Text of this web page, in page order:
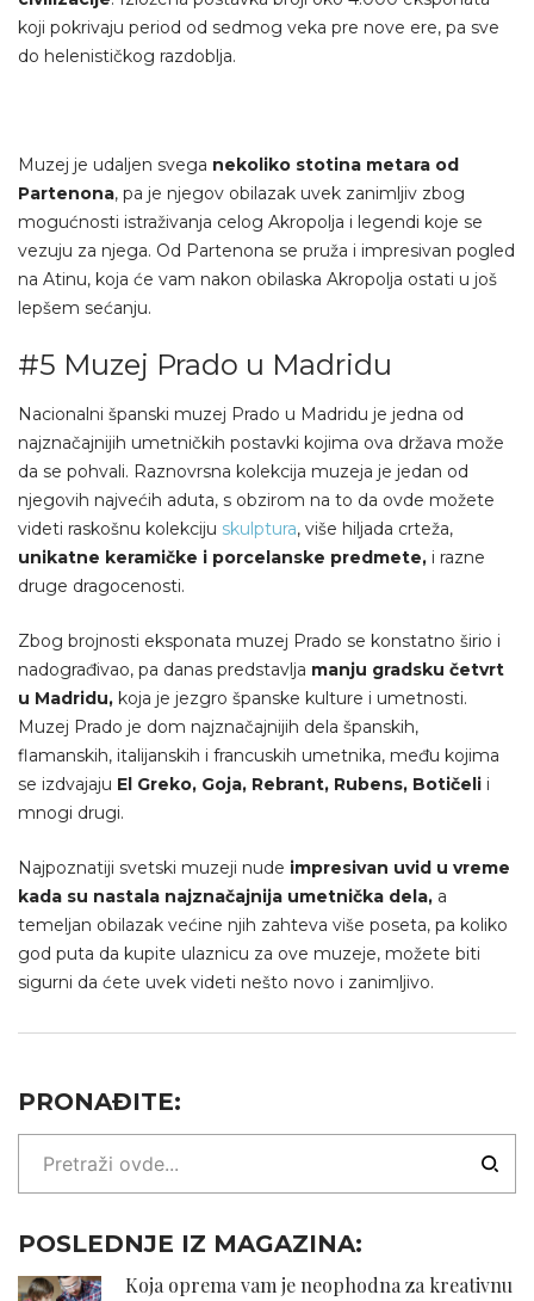
koji pokrivaju period od sedmog veka pre nove ere, pa sve
do helenističkog razdoblja.
Muzej je udaljen svega nekoliko stotina metara od
Partenona, pa je njegov obilazak uvek zanimljiv zbog
mogućnosti istraživanja celog Akropolja i legendi koje se
vezuju za njega. Od Partenona se pruža i impresivan pogled
na Atinu, koja će vam nakon obilaska Akropolja ostati u još
lepšem sećanju.
#5 Muzej Prado u Madridu
Nacionalni španski muzej Prado u Madridu je jedna od
najznačajnijih umetničkih postavki kojima ova država može
da se pohvali. Raznovrsna kolekcija muzeja je jedan od
njegovih najvećih aduta, s obzirom na to da ovde možete
videti raskošnu kolekciju skulptura, više hiljada crteža,
unikatne keramičke i porcelanske predmete, i razne
druge dragocenosti.
Zbog brojnosti eksponata muzej Prado se konstatno širio i
nadograđivao, pa danas predstavlja manju gradsku četvrt
u Madridu, koja je jezgro španske kulture i umetnosti.
Muzej Prado je dom najznačajnijih dela španskih,
flamanskih, italijanskih i francuskih umetnika, među kojima
se izdvajaju El Greko, Goja, Rebrant, Rubens, Botičeli i
mnogi drugi.
Najpoznatiji svetski muzeji nude impresivan uvid u vreme
kada su nastala najznačajnija umetnička dela, a
temeljan obilazak većine njih zahteva više poseta, pa koliko
god puta da kupite ulaznicu za ove muzeje, možete biti
sigurni da ćete uvek videti nešto novo i zanimljivo.
PRONAĐITE:
POSLEDNJE IZ MAGAZINA:
Koja oprema vam je neophodna za kreativnu